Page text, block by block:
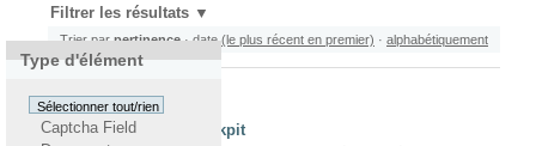
Filtrer les résultats
Type d'élément
Sélectionner tout/rien
Captcha Field
Trier par pertinence · date (le plus récent en premier) · alphabétiquement
Django Celery sur Cockpit